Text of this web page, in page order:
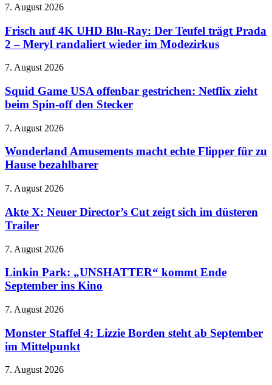
–
ordnet
Änderungen
bei
Facebook
Instagram
an
Frisch
4K
UHD
Blu-
Der
trägt
Prada
–
randaliert
wieder
im
7. August 2026
Frisch auf 4K UHD Blu-Ray: Der Teufel trägt Prada
2 – Meryl randaliert wieder im Modezirkus
Squid
USA
offenbar
gestrichen:
zieht
Spin-
off
Stecker
7. August 2026
Squid Game USA offenbar gestrichen: Netflix zieht
beim Spin-off den Stecker
Wonderland
macht
echte
Flipper
zu
bezahlbarer
7. August 2026
Wonderland Amusements macht echte Flipper für zu
Hause bezahlbarer
Akte
Neuer
Director’s
Cut
sich
düsteren
Trailer
7. August 2026
Akte X: Neuer Director’s Cut zeigt sich im düsteren
Trailer
Linkin
„UNSHATTER“
kommt
Ende
ins
7. August 2026
Linkin Park: „UNSHATTER“ kommt Ende
September ins Kino
Monster
4:
Lizzie
Borden
ab
7. August 2026
Monster Staffel 4: Lizzie Borden steht ab September
im Mittelpunkt
Banjo-
7. August 2026